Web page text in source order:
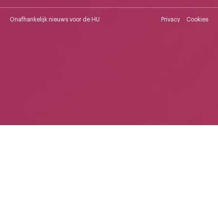
Onafhankelijk nieuws voor de HU Privacy Cookies